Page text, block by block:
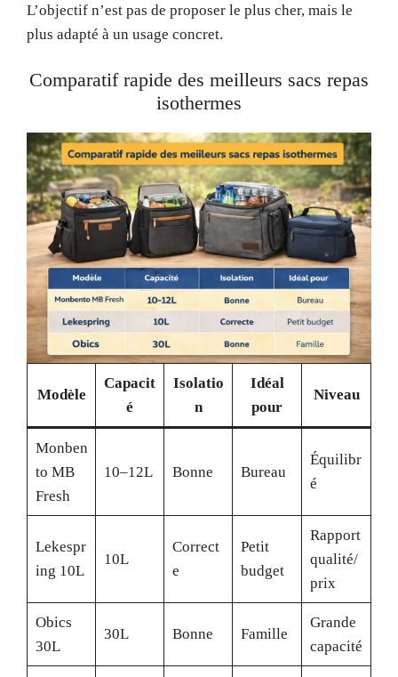
L’objectif n’est pas de proposer le plus cher, mais le
plus adapté à un usage concret.
Comparatif rapide des meilleurs sacs repas
isothermes
Modèle
Capacit
é
Isolatio
n
Idéal
pour
Niveau
Monben
to MB
Fresh
10–12L Bonne Bureau
Équilibr
é
Lekespr
ing 10L
10L
Correct
e
Petit
budget
Rapport
qualité/
prix
Obics
30L
30L Bonne Famille
Grande
capacité